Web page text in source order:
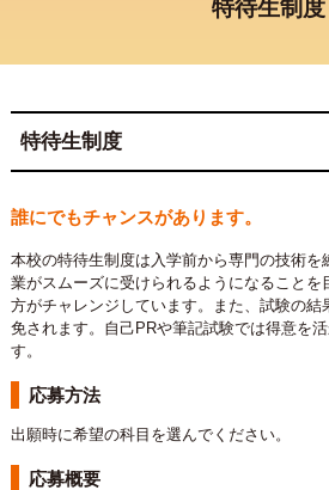
特待生制度
特待生制度
誰にでもチャンスがあります。
本校の特待生制度は入学前から専門の技術
業がスムーズに受けられるようになること
方がチャレンジしています。また、試験の
免されます。自己PRや筆記試験では得意を
す。
応募方法
出願時に希望の科目を選んでください。
応募概要